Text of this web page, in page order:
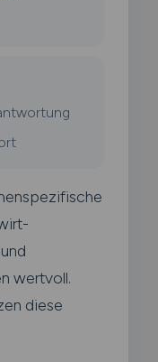
wertvoll.
diese